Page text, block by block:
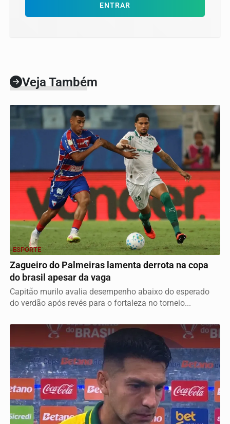
ENTRAR
Veja Também
ESPORTE
Zagueiro do Palmeiras lamenta derrota na copa
do brasil apesar da vaga
Capitão murilo avalia desempenho abaixo do esperado
do verdão após revés para o fortaleza no torneio...